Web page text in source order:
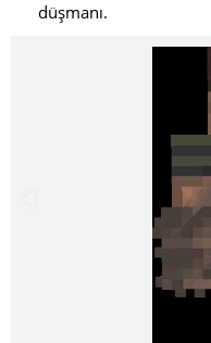
düşmanı.